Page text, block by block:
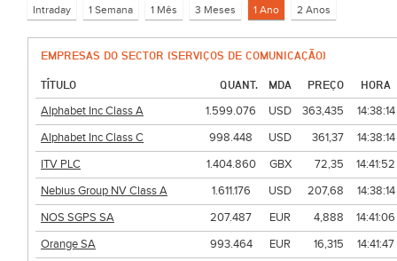
EMPRESAS DO SECTOR (SERVIÇOS DE COMUNICAÇÃO)
TÍTULO QUANT. MDA PREÇO
HORA
Alphabet Inc Class A
1.599.076 USD 363,435
14:38:14
Alphabet Inc Class C
998.448 USD 361,37
14:38:14
ITV PLC
1.404.860 GBX 72,35
14:41:52
Nebius Group NV Class A
1.611.176 USD 207,68
14:38:14
NOS SGPS SA
207.487 EUR 4,888
14:41:06
Orange SA
993.464 EUR 16,315
14:41:47